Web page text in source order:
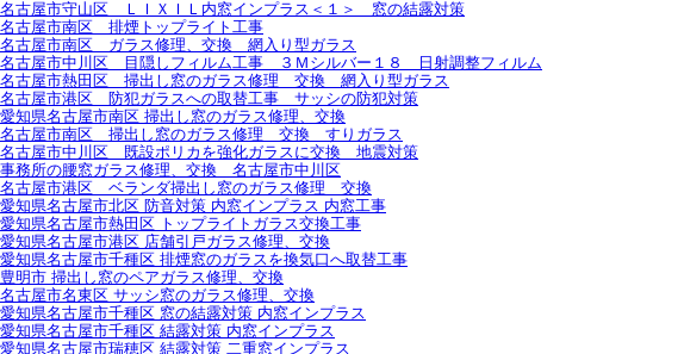
名古屋市守山区 ＬＩＸＩＬ内窓インプラス＜１＞ 窓の結露対策
名古屋市南区 排煙トップライト工事
名古屋市南区 ガラス修理、交換 網入り型ガラス
名古屋市中川区 目隠しフィルム工事 ３Ｍシルバー１８ 日射調整フィルム
名古屋市熱田区 掃出し窓のガラス修理 交換 網入り型ガラス
名古屋市港区 防犯ガラスへの取替工事 サッシの防犯対策
愛知県名古屋市南区 掃出し窓のガラス修理、交換
名古屋市南区 掃出し窓のガラス修理 交換 すりガラス
名古屋市中川区 既設ポリカを強化ガラスに交換 地震対策
事務所の腰窓ガラス修理、交換 名古屋市中川区
名古屋市港区 ベランダ掃出し窓のガラス修理 交換
愛知県名古屋市北区 防音対策 内窓インプラス 内窓工事
愛知県名古屋市熱田区 トップライトガラス交換工事
愛知県名古屋市港区 店舗引戸ガラス修理、交換
愛知県名古屋市千種区 排煙窓のガラスを換気口へ取替工事
豊明市 掃出し窓のペアガラス修理、交換
名古屋市名東区 サッシ窓のガラス修理、交換
愛知県名古屋市千種区 窓の結露対策 内窓インプラス
愛知県名古屋市千種区 結露対策 内窓インプラス
愛知県名古屋市瑞穂区 結露対策 二重窓インプラス